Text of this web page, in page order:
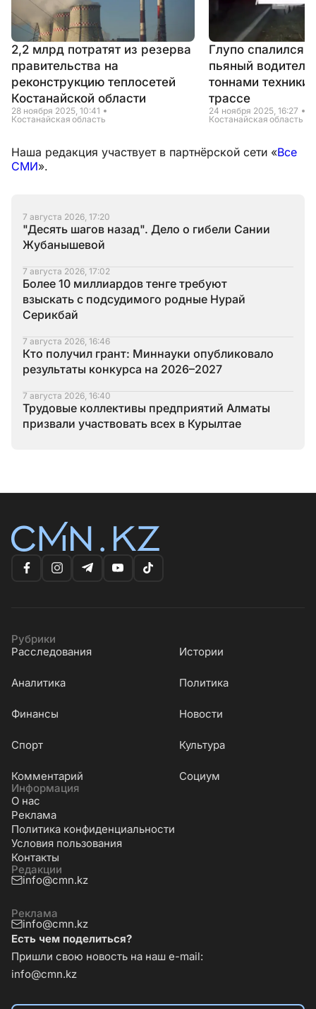
2,2 млрд потратят из резерва
правительства на
реконструкцию теплосетей
Костанайской области
28 ноября 2025, 10:41
Костанайская область
Глупо спалился:
пьяный
тоннами техники
трассе
24 ноября 2025, 16:27
Костанайская область
Наша редакция участвует в партнёрской сети «Все
СМИ».
7 августа 2026, 17:20
"Десять шагов назад". Дело о гибели Сании
Жубанышевой
7 августа 2026, 17:02
Более 10 миллиардов тенге требуют
взыскать с подсудимого родные Нурай
Серикбай
7 августа 2026, 16:46
Кто получил грант: Миннауки опубликовало
результаты конкурса на 2026–2027
7 августа 2026, 16:40
Трудовые коллективы предприятий Алматы
призвали участвовать всех в Курылтае
Рубрики
Расследования
Истории
Аналитика Политика
Финансы Новости
Cпорт Культура
Комментарий
Социум
Информация
О нас
Реклама
Политика конфиденциальности
Условия пользования
Контакты
Редакции
info@cmn.kz
Реклама
info@cmn.kz
Есть чем поделиться?
Пришли свою новость на наш e-mail:
info@cmn.kz